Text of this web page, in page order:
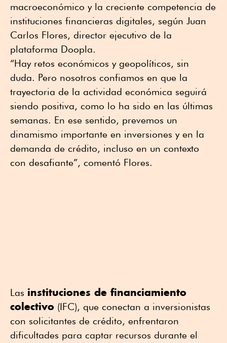
macroeconómico y la creciente competencia de
instituciones financieras digitales, según Juan
Carlos Flores, director ejecutivo de la
plataforma Doopla.
“Hay retos económicos y geopolíticos, sin
duda. Pero nosotros confiamos en que la
trayectoria de la actividad económica seguirá
siendo positiva, como lo ha sido en las últimas
semanas. En ese sentido, prevemos un
dinamismo importante en inversiones y en la
demanda de crédito, incluso en un contexto
con desafiante”, comentó Flores.
Las instituciones de financiamiento
colectivo (IFC), que conectan a inversionistas
con solicitantes de crédito, enfrentaron
dificultades para captar recursos durante el